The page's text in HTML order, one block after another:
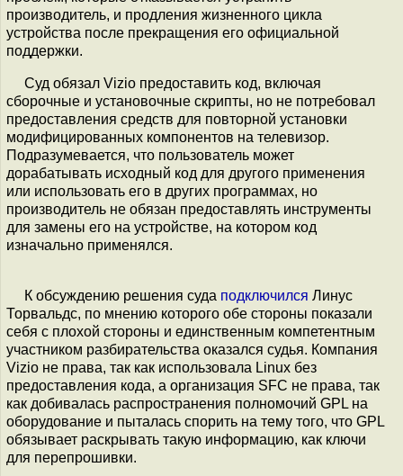
производитель, и продления жизненного цикла
устройства после прекращения его официальной
поддержки.
Суд обязал Vizio предоставить код, включая
сборочные и установочные скрипты, но не потребовал
предоставления средств для повторной установки
модифицированных компонентов на телевизор.
Подразумевается, что пользователь может
дорабатывать исходный код для другого применения
или использовать его в других программах, но
производитель не обязан предоставлять инструменты
для замены его на устройстве, на котором код
изначально применялся.
К обсуждению решения суда подключился Линус
Торвальдс, по мнению которого обе стороны показали
себя с плохой стороны и единственным компетентным
участником разбирательства оказался судья. Компания
Vizio не права, так как использовала Linux без
предоставления кода, а организация SFC не права, так
как добивалась распространения полномочий GPL на
оборудование и пыталась спорить на тему того, что GPL
обязывает раскрывать такую информацию, как ключи
для перепрошивки.